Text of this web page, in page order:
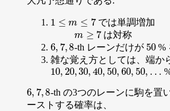
1 ≤ m ≤ 7
1≤m ≤7 では単調増加
m ≥ 7
m≥ 7 は対称
6, 7,8
6,7,8 -th レーンだけが 50
50 %
雑な覚え方としては、端か
10, 20,30, 40, 50, 60, 50, …
10,20,30,40,50 ,60 ,50, …
6, 7,8
6,7,8 -th の3つのレーンに駒を置
ーストする確率は、